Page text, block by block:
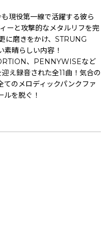
現役第一線で活躍する彼ら
ーと攻撃的なメタルリフを完
に磨きをかけ、STRUNG
素晴らしい内容！
、PENNYWISEなど
え録音された全11曲！気合の
のメロディックパンクファ
ルを脱ぐ！